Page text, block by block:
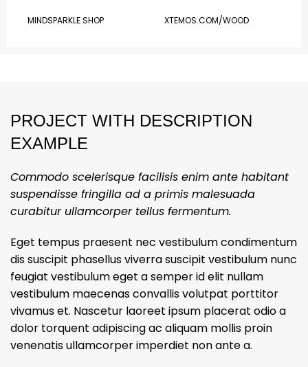
MINDSPARKLE SHOP XTEMOS.COM/WOOD
PROJECT WITH DESCRIPTION
EXAMPLE
Commodo scelerisque facilisis enim ante habitant
suspendisse fringilla ad a primis malesuada
curabitur ullamcorper tellus fermentum.
Eget tempus praesent nec vestibulum condimentum
dis suscipit phasellus viverra suscipit vestibulum nunc
feugiat vestibulum eget a semper id elit nullam
vestibulum maecenas convallis volutpat porttitor
vivamus et. Nascetur laoreet ipsum placerat odio a
dolor torquent adipiscing ac aliquam mollis proin
venenatis ullamcorper imperdiet non ante a.